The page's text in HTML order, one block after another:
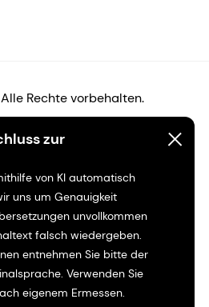
zur
von KI automatisch
uns um Genauigkeit
unvollkommen
falsch wiedergeben.
entnehmen Sie bitte der
Verwenden Sie
eigenem Ermessen.
Rechte vorbehalten.